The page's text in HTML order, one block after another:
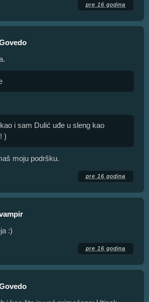
pre 16 godina
i sam Dulić uđe u sleng kao
)
moju podršku.
pre 16 godina
:)
pre 16 godina